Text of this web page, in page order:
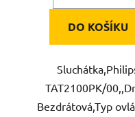
DO KOŠÍKU
TAT2100PK/
Bezdrátová,Typ